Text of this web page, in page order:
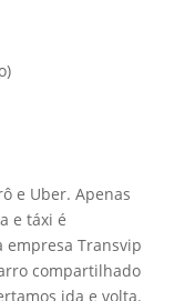
e Uber. Apenas
e táxi é
empresa Transvip
compartilhado
ida e volta.